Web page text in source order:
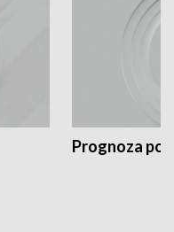
Prognoza